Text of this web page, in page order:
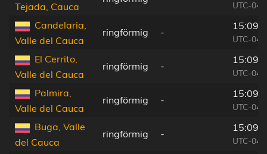
Tejada, Cauca UTC-
Candelaria,
Valle del Cauca
ringförmig -
UTC-
El Cerrito,
Valle del Cauca
ringförmig -
UTC-
Palmira,
Valle del Cauca
ringförmig -
UTC-
Buga, Valle
del Cauca
ringförmig -
UTC-